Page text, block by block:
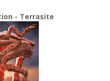
- Terrasite